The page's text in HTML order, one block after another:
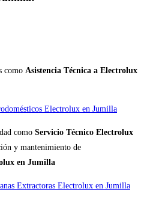
como Asistencia Técnica a Electrolux
Electrolux en Jumilla
como Servicio Técnico Electrolux
y mantenimiento de
en Jumilla
Extractoras Electrolux en Jumilla